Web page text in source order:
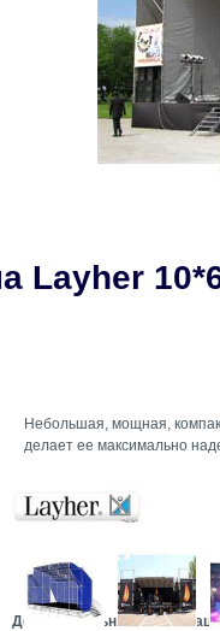
Layher
Небольшая, мощная,
делает ее максимально
Дополнительная